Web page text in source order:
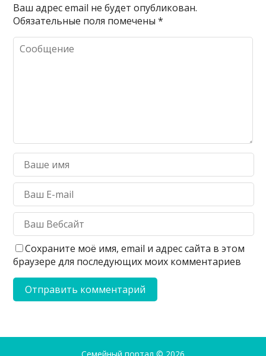
Ваш адрес email не будет опубликован.
Обязательные поля помечены*
Сохраните моё имя, email и адрес сайта в этом
браузере для последующих моих комментариев